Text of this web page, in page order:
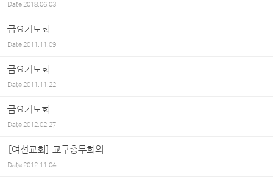
Date2018.06.03
금요기도회
Date2011.11.09
금요기도회
Date2011.11.22
금요기도회
Date2012.02.27
[여선교회] 교구총무회의
Date2012.11.04